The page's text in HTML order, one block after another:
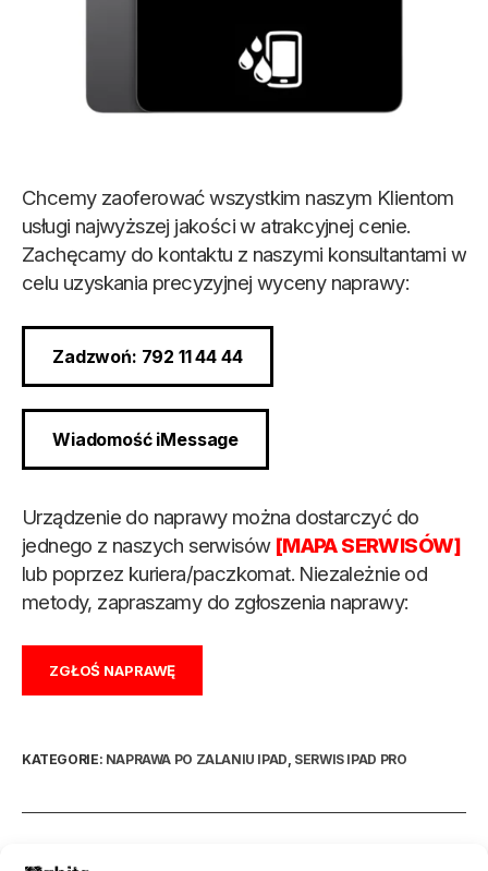
Chcemy zaoferować wszystkim naszym Klientom
usługi najwyższej jakości w atrakcyjnej cenie.
Zachęcamy do kontaktu z naszymi konsultantami w
celu uzyskania precyzyjnej wyceny naprawy:
Zadzwoń: 792 11 44 44
Wiadomość iMessage
Urządzenie do naprawy można dostarczyć do
jednego z naszych serwisów [MAPA SERWISÓW]
lub poprzez kuriera/paczkomat. Niezależnie od
metody, zapraszamy do zgłoszenia naprawy:
ZGŁOŚ NAPRAWĘ
KATEGORIE: NAPRAWA PO ZALANIU IPAD, SERWIS IPAD PRO